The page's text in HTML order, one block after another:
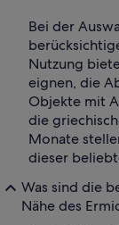
Bei der
Nutzung
eignen, die
Objekte mit
die
Monate
dieser
Was sind die
Nähe des